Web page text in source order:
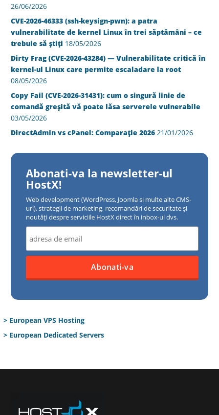
26/06/2026
CVE-2026-46333 (ssh-keysign-pwn): a patra
vulnerabilitate de kernel Linux în trei săptămâni – ce
trebuie să știți 18/05/2026
Dirty Frag (CVE-2026-43284) — Vulnerabilitate critică în
kernel-ul Linux care permite escaladare la root
08/05/2026
Copy Fail (CVE-2026-31431): cum o singură linie de
comandă greșită vă poate lăsa serverele vulnerabile
03/05/2026
DirectAdmin vs cPanel: Comparație 2026 21/01/2026
Abonati-va la newsletter-ul
HostX!
Web development (WordPress, Joomla si multe alte CMS-
uri), strategii de marketing, recomandări de securitate și
noutăți despre serviciile HostX direct în inbox-ul dvs.
> European VPS Hosting
> European Dedicated Servers